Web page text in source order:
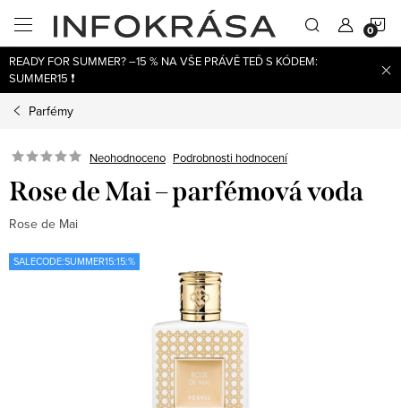
obsah
READY FOR SUMMER? –15 % NA VŠE PRÁVĚ TEĎ S KÓDEM:
SUMMER15 ❗
Parfémy
Neohodnoceno Podrobnosti hodnocení
Rose de Mai – parfémová voda
Rose de Mai
SALECODE:SUMMER15:15:%